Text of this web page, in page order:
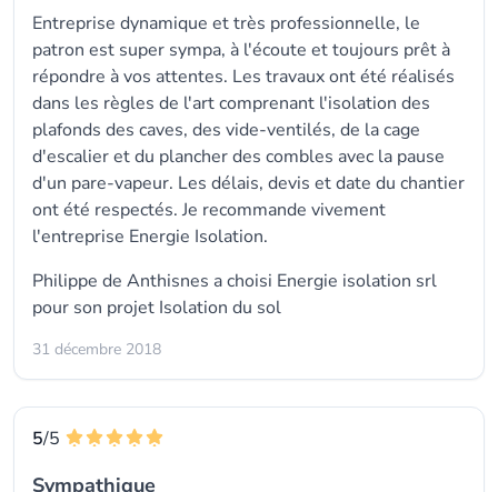
Entreprise dynamique et très professionnelle, le
patron est super sympa, à l'écoute et toujours prêt à
répondre à vos attentes. Les travaux ont été réalisés
dans les règles de l'art comprenant l'isolation des
plafonds des caves, des vide-ventilés, de la cage
d'escalier et du plancher des combles avec la pause
d'un pare-vapeur. Les délais, devis et date du chantier
ont été respectés. Je recommande vivement
l'entreprise Energie Isolation.
Philippe de Anthisnes a choisi Energie isolation srl
pour son projet Isolation du sol
31 décembre 2018
5/5
Sympathique